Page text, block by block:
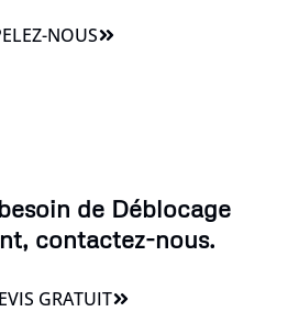
NOUS
de Déblocage
contactez-nous.
GRATUIT